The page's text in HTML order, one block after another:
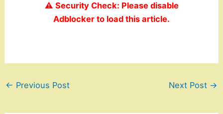
⚠️ Security Check: Please disable
Adblocker to load this article.
← Previous Post Next Post →